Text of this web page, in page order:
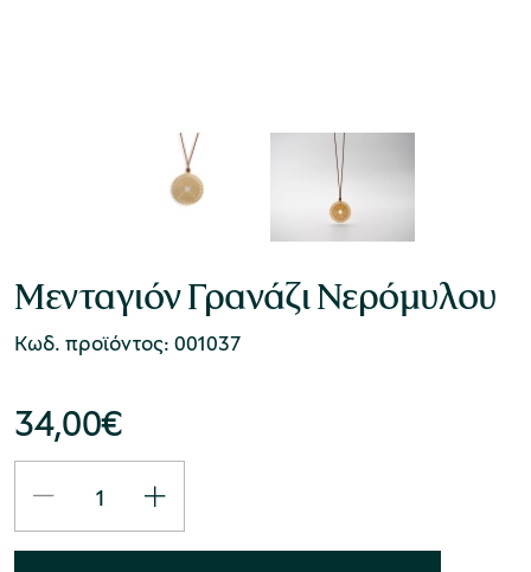
Μενταγιόν Γρανάζι Νερόμυλου
Κωδ. προϊόντος: 001037
34,00€